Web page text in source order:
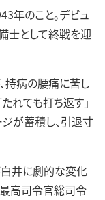
年のこと。デビュ
士として終戦を迎
持病の腰痛に苦し
れても打ち返す」
が蓄積し、引退寸
井に劇的な変化
最高司令官総司令